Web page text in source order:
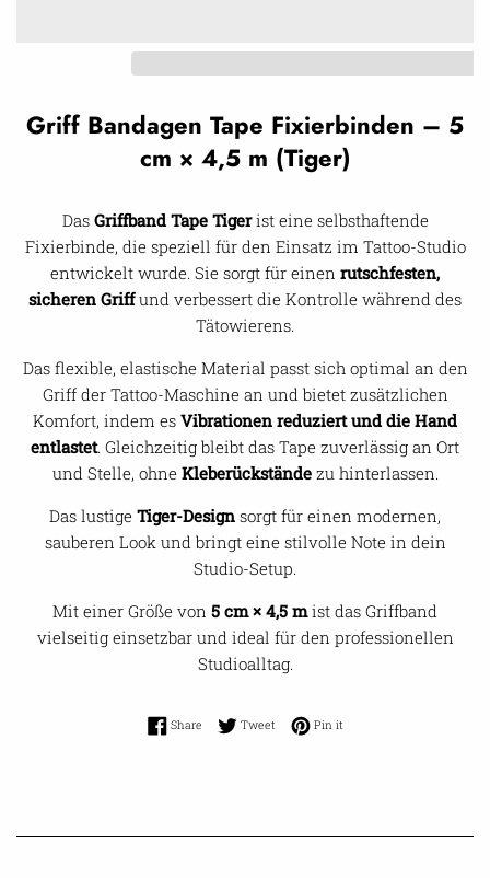
Griff Bandagen Tape Fixierbinden – 5
cm × 4,5 m (Tiger)
Das Griffband Tape Tigerist eine selbsthaftende
Fixierbinde, die speziell für den Einsatz im Tattoo-Studio
entwickelt wurde. Sie sorgt für einen rutschfesten,
sicheren Griffund verbessert die Kontrolle während des
Tätowierens.
Das flexible, elastische Material passt sich optimal an den
Griff der Tattoo-Maschine an und bietet zusätzlichen
Komfort, indem es Vibrationen reduziert und die Hand
entlastet. Gleichzeitig bleibt das Tape zuverlässig an Ort
und Stelle, ohne Kleberückständezu hinterlassen.
Das lustige Tiger-Design sorgt für einen modernen,
sauberen Look und bringt eine stilvolle Note in dein
Studio-Setup.
Mit einer Größe von 5 cm × 4,5 mist das Griffband
vielseitig einsetzbar und ideal für den professionellen
Studioalltag.
ShareShare on Facebook
TweetTweet on Twitter
Pin itPin on Pinterest